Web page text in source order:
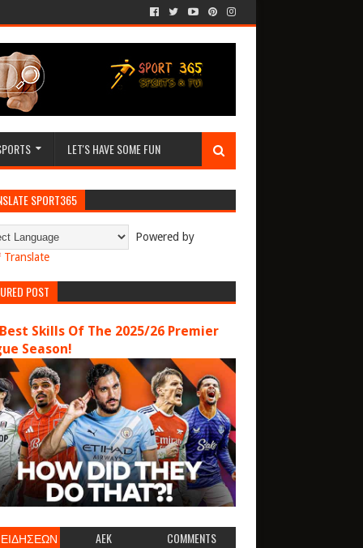
LET'S HAVE SOME FUN
SPORT365
Powered by
Translate
POST
Skills Of The 2025/26 Premier
Season!
AEK COMMENTS